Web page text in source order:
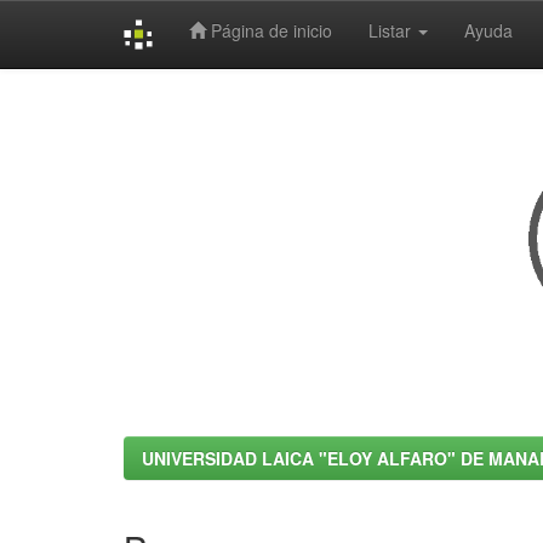
Página de inicio Listar Ayuda
UNIVERSIDAD LAICA "ELOY ALFARO" DE